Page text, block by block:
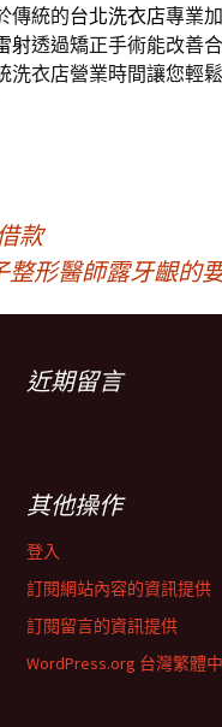
傳統的台北洗衣店專業
射透過矯正手術能改善
洗衣店營業時間讓您輕
款
整形醫師露牙齦的
近期留言
其他操作
登入
訂閱網站內容的資訊提供
訂閱留言的資訊提供
WordPress.org 台灣繁體